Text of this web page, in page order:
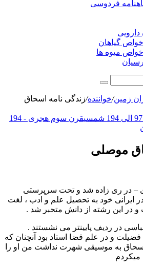
فردوسی
دارویی
خواص گیاهان
خواص میوه ها
جستجو
برای
زمین/خواننده/زندگی نامه اسحاق
قرن سوم هجری - 194
موصلی
– ۱۵۰ هجری – در ری زاده شد و تحت سرپرستی
ایرانی خود به تحصیل علم و ادب ، لغت
در این رشته از دانش متحبر شد .
در ردیف پایینتر می نشستند .
و در علم قضا استاد بود آنچنان که
به موسیقی شهرت نداشت من او را